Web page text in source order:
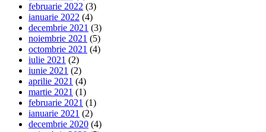
februarie 2022 (3)
ianuarie 2022 (4)
decembrie 2021 (3)
noiembrie 2021 (5)
octombrie 2021 (4)
iulie 2021 (2)
iunie 2021 (2)
aprilie 2021 (4)
martie 2021 (1)
februarie 2021 (1)
ianuarie 2021 (2)
decembrie 2020 (4)